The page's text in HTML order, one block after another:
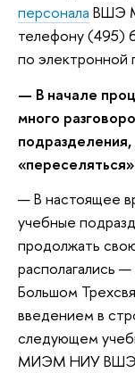
персонала ВШЭ
телефону (495)
по электронной
— В начале
много
— В настоящее
учебные
продолжать
располагались
Большом
введением в
следующем
МИЭМ НИУ ВШЭ